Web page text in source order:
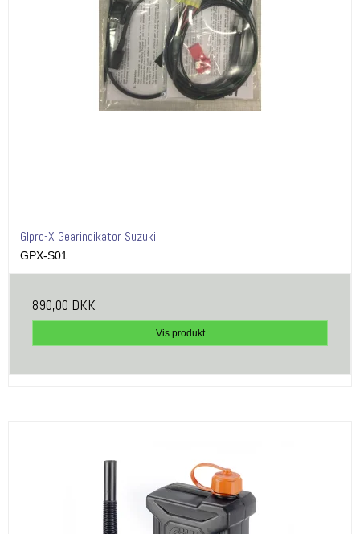
GIpro-X Gearindikator Suzuki
GPX-S01
890,00 DKK
Vis produkt